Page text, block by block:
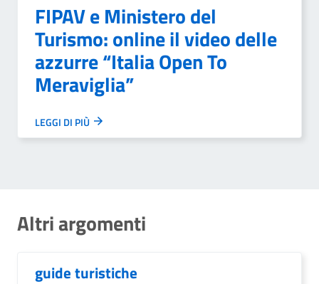
FIPAV e Ministero del
Turismo: online il video delle
azzurre “Italia Open To
Meraviglia”
LEGGI DI PIÙ
Altri argomenti
guide turistiche